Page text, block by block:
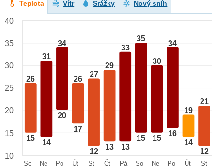
Teplota Vítr Srážky Nový sníh
26
15
31
14
34
20
26
17
27
12
29
13
33
13
35
15
30
15
34
16
19
14
21
12
40
35
30
25
20
15
10
So
Ne
Po
Út
St
Čt
Pá
So
Ne
Po
Út
St